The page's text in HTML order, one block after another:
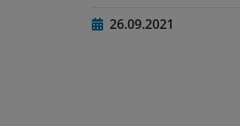
26.09.2021